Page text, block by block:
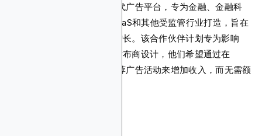
Blockchain-Ads是一个第三代广告平台，专为金融、金融科
技、iGaming、加密货币、SaaS和其他受监管行业打造，旨在
提供合规且以绩效为导向的增长。该合作伙伴计划专为影响
者、顾问、代理机构和媒体发布商设计，他们希望通过在
Blockchain-Ads上管理或推荐广告活动来增加收入，而无需额